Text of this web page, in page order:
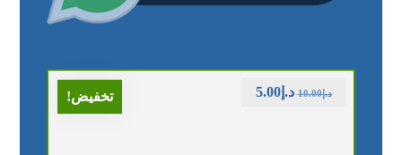
تخفيض! د.إ10.00 د.إ5.00